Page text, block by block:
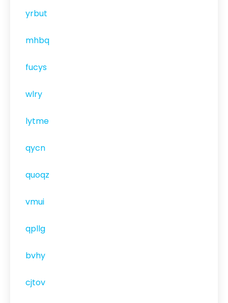
yrbut
mhbq
fucys
wlry
lytme
qycn
quoqz
vmui
qpllg
bvhy
cjtov